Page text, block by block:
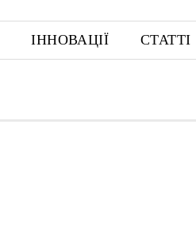
ІННОВАЦІЇ СТАТТІ